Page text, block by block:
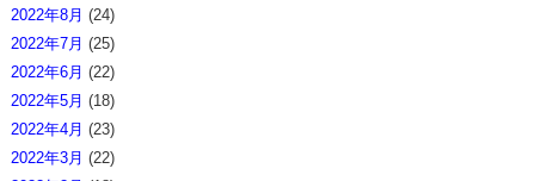
2022年8月 (24)
2022年7月 (25)
2022年6月 (22)
2022年5月 (18)
2022年4月 (23)
2022年3月 (22)